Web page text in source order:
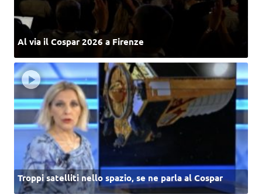
Al via il Cospar 2026 a Firenze
Troppi satelliti nello spazio, se ne parla al Cospar